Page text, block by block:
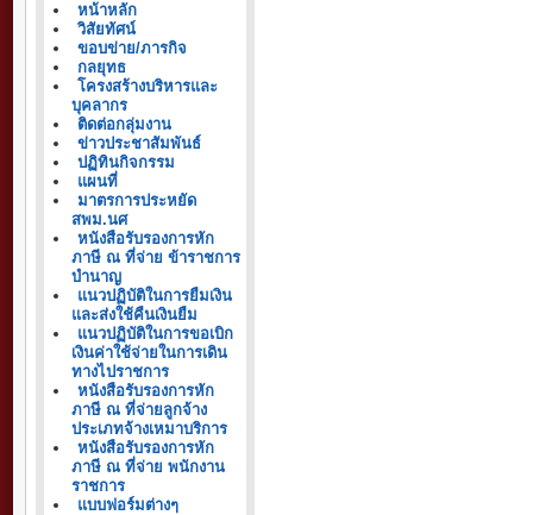
หน้าหลัก
วิสัยทัศน์
ขอบข่าย/ภารกิจ
กลยุทธ
โครงสร้างบริหารและ
บุคลากร
ติดต่อกลุ่มงาน
ข่าวประชาสัมพันธ์
ปฏิทินกิจกรรม
แผนที่
มาตรการประหยัด
สพม.นศ
หนังสือรับรองการหัก
ภาษี ณ ที่จ่าย ข้าราชการ
บำนาญ
แนวปฏิบัติในการยืมเงิน
และส่งใช้คืนเงินยืม
แนวปฏิบัติในการขอเบิก
เงินค่าใช้จ่ายในการเดิน
ทางไปราชการ
หนังสือรับรองการหัก
ภาษี ณ ที่จ่ายลูกจ้าง
ประเภทจ้างเหมาบริการ
หนังสือรับรองการหัก
ภาษี ณ ที่จ่าย พนักงาน
ราชการ
แบบฟอร์มต่างๆ